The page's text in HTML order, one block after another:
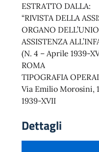
ESTRATTO DALLA:
“RIVISTA DELLA
ORGANO
ASSISTENZA
(N. 4 – Aprile 1939-
ROMA
TIPOGRAFIA
Via Emilio Morosini,
1939-XVII
Dettagli